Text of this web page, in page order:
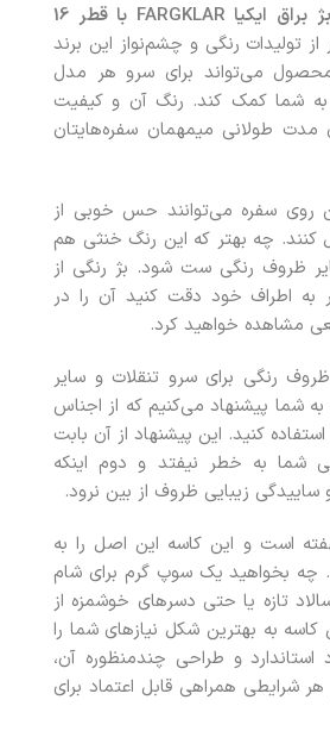
ست 4 تایی کاسه بژ براق ایکیا FARGKLAR با قطر 16
تولیدات رنگی و چشم‌نواز این برند
می‌تواند برای سرو هر مدل
شما کمک کند. رنگ آن و کیفیت
مدت طولانی میمهمان سفره‌هایتان
سفره می‌توانند حس خوبی از
کنند. چه‌ بهتر که این رنگ خنثی هم
ظروف رنگی ست شود. بژ رنگی از
اطراف خود دقت کنید آن را در
مشاهده خواهید کرد.
ظروف رنگی برای سرو تنقلات و سایر
شما پیشنهاد می‌کنیم که از اجناس
کنید. این پیشنهاد از آن بابت
شما به خطر نیفتد و دوم اینکه
زیبایی ظروف از بین نرود.
است و این کاسه این اصل را به‌
بخواهید یک سوپ گرم برای شام
تازه یا حتی دسرهای خوشمزه از
کاسه به بهترین شکل نیازهای شما را
استاندارد و طراحی چندمنظوره آن،
شرایطی همراهی قابل‌ اعتماد برای